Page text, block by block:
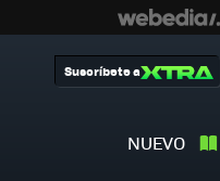
NUEVO
Suscríbete a